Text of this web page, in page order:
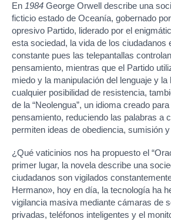
En 1984 George Orwell describe una
ficticio estado de Oceanía, gobernado
opresivo Partido, liderado por el
esta sociedad, la vida de los ciudadanos
constante pues las telepantallas
pensamiento, mientras que el Partido
miedo y la manipulación del lenguaje y
cualquier posibilidad de resistencia,
de la “Neolengua”, un idioma creado para
pensamiento, reduciendo las palabras a
permiten ideas de obediencia, sumisión
¿Qué vaticinios nos ha propuesto el
primer lugar, la novela describe una
ciudadanos son vigilados
Hermano», hoy en día, la tecnología ha
vigilancia masiva mediante cámaras de
privadas, teléfonos inteligentes y el